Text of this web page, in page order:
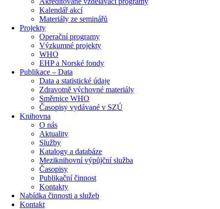
Kalendář akcí
Materiály ze seminářů
Projekty
Operační programy
Výzkumné projekty
WHO
EHP a Norské fondy
Publikace – Data
Data a statistické údaje
Zdravotně výchovné materiály
Směrnice WHO
Časopisy vydávané v SZÚ
Knihovna
O nás
Aktuality
Služby
Katalogy a databáze
Meziknihovní výpůjční služba
Časopisy
Publikační činnost
Kontakty
Nabídka činnosti a služeb
Kontakt